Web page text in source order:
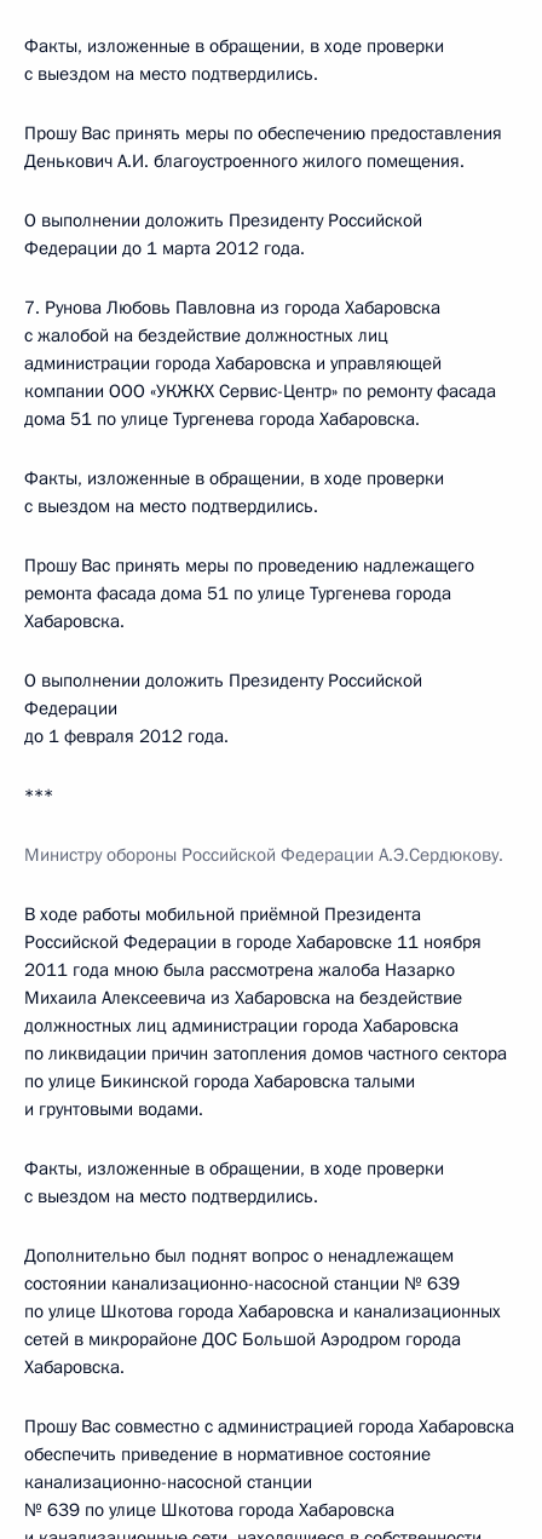
Факты, изложенные в обращении, в ходе проверки
с выездом на место подтвердились.
Прошу Вас принять меры по обеспечению предоставления
Денькович А.И. благоустроенного жилого помещения.
О выполнении доложить Президенту Российской
Федерации до 1 марта 2012 года.
7. Рунова Любовь Павловна из города Хабаровска
с жалобой на бездействие должностных лиц
администрации города Хабаровска и управляющей
компании ООО «УКЖКХ Сервис-Центр» по ремонту фасада
дома 51 по улице Тургенева города Хабаровска.
Факты, изложенные в обращении, в ходе проверки
с выездом на место подтвердились.
Прошу Вас принять меры по проведению надлежащего
ремонта фасада дома 51 по улице Тургенева города
Хабаровска.
О выполнении доложить Президенту Российской
Федерации
до 1 февраля 2012 года.
***
Министру обороны Российской Федерации А.Э.Сердюкову.
В ходе работы мобильной приёмной Президента
Российской Федерации в городе Хабаровске 11 ноября
2011 года мною была рассмотрена жалоба Назарко
Михаила Алексеевича из Хабаровска на бездействие
должностных лиц администрации города Хабаровска
по ликвидации причин затопления домов частного сектора
по улице Бикинской города Хабаровска талыми
и грунтовыми водами.
Факты, изложенные в обращении, в ходе проверки
с выездом на место подтвердились.
Дополнительно был поднят вопрос о ненадлежащем
состоянии канализационно-насосной станции № 639
по улице Шкотова города Хабаровска и канализационных
сетей в микрорайоне ДОС Большой Аэродром города
Хабаровска.
Прошу Вас совместно с администрацией города Хабаровска
обеспечить приведение в нормативное состояние
канализационно-насосной станции
№ 639 по улице Шкотова города Хабаровска